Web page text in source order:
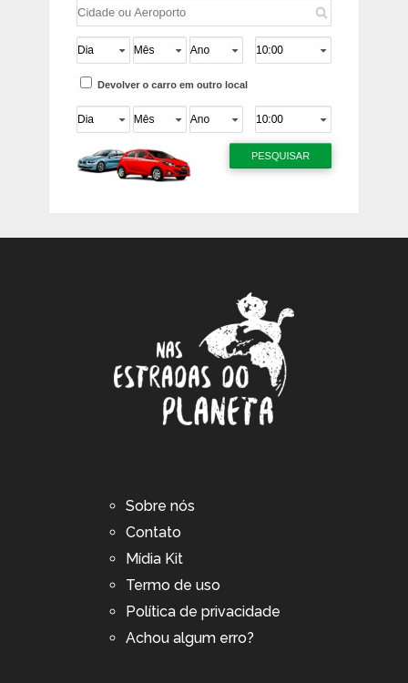
Sobre nós
Contato
Mídia Kit
Termo de uso
Política de privacidade
Achou algum erro?